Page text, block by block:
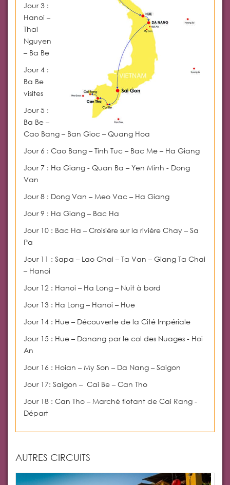
Jour 3 :
Hanoi –
Thai
Nguyen
– Ba Be
Jour 4 :
Ba Be
visites
Jour 5 :
Ba Be –
Cao Bang – Ban Gioc – Quang Hoa
Jour 6 : Cao Bang – Tinh Tuc – Bac Me – Ha Giang
Jour 7 : Ha Giang - Quan Ba – Yen Minh - Dong
Van
Jour 8 : Dong Van – Meo Vac – Ha Giang
Jour 9 : Ha Giang – Bac Ha
Jour 10 : Bac Ha – Croisière sur la rivière Chay – Sa
Pa
Jour 11 : Sapa – Lao Chai – Ta Van – Giang Ta Chai
– Hanoi
Jour 12 : Hanoi – Ha Long – Nuit à bord
Jour 13 : Ha Long – Hanoi – Hue
Jour 14 : Hue – Découverte de la Cité Impériale
Jour 15 : Hue – Danang par le col des Nuages - Hoi
An
Jour 16 : Hoian – My Son – Da Nang – Saigon
Jour 17: Saigon – Cai Be – Can Tho
Jour 18 : Can Tho – Marché flotant de Cai Rang -
Départ
AUTRES CIRCUITS